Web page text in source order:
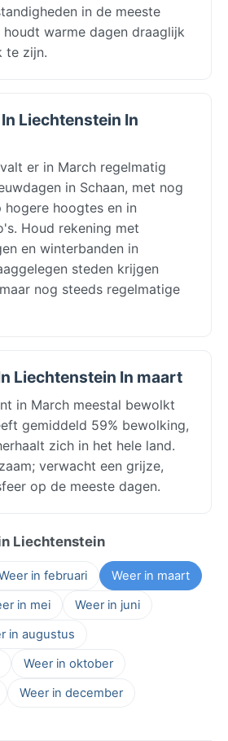
in de meeste
warme dagen draaglijk
te zijn.
Liechtenstein In
er in March regelmatig
in Schaan, met nog
hogere hoogtes en in
Houd rekening met
en winterbanden in
steden krijgen
nog steeds regelmatige
Liechtenstein In maart
in March meestal bewolkt
gemiddeld 59% bewolking,
zich in het hele land.
verwacht een grijze,
op de meeste dagen.
Liechtenstein
in februari
Weer in maart
in mei
Weer in juni
in augustus
Weer in oktober
Weer in december